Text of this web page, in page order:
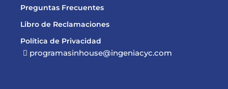
Preguntas Frecuentes
Libro de Reclamaciones
Política de Privacidad
 programasinhouse@ingeniacyc.com